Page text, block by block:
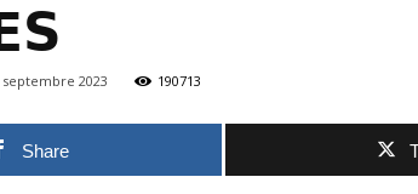
septembre 2023 190713
Share